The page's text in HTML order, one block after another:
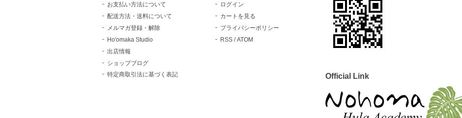
お支払い方法について
配送方法・送料について
メルマガ登録・解除
Ho'omaka Studio
出店情報
ショップブログ
特定商取引法に基づく表記
ログイン
カートを見る
プライバシーポリシー
RSS /ATOM
Official Link